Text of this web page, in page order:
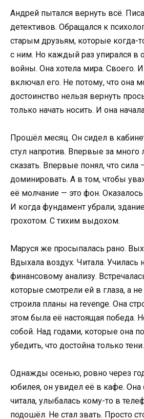
Андрей пытался вернуть всё.
детективов. Обращался к
старым друзьям, которые когда-
с ним. Но каждый раз упирался в
войны. Она хотела мира. Своего.
включал его. Не потому, что она
достоинство нельзя вернуть
только начать носить. И она
Прошёл месяц. Он сидел в
стул напротив. Впервые за много
сказать. Впервые понял, что сила
доминировать. А в том, чтобы
её молчание — это фон.
И когда фундамент убрали,
грохотом. С тихим выдохом.
Маруся же просыпалась рано.
Вдыхала воздух. Читала. Училась
финансовому анализу.
которые смотрели ей в глаза, а
строила планы на revenge. Она
этом была её настоящая победа.
собой. Над годами, которые она
убедить, что достойна только тени.
Однажды осенью, ровно через
юбилея, он увидел её в кафе. Она
читала, улыбалась кому-то в
подошёл. Не стал звать. Просто